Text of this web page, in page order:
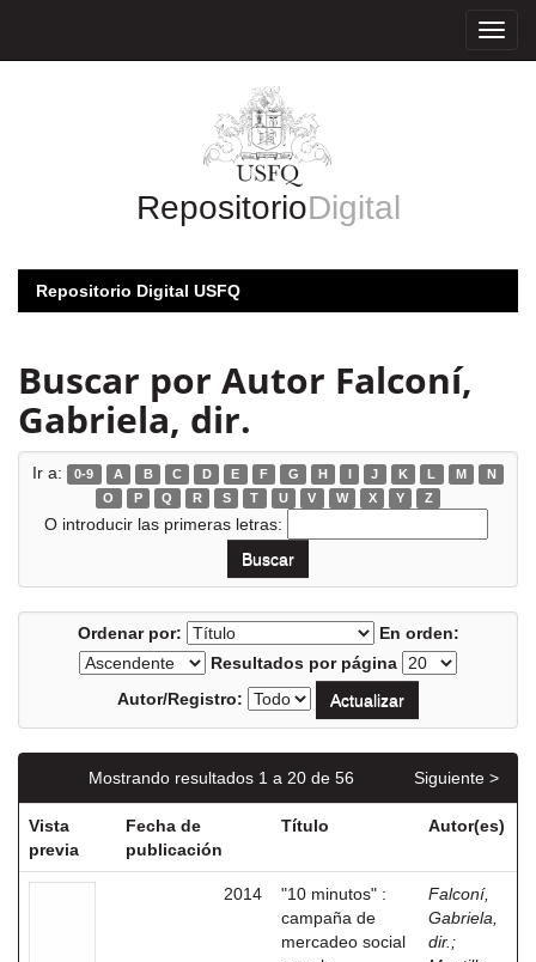
RepositorioDigital
Repositorio Digital USFQ
Buscar por Autor Falconí,
Gabriela, dir.
Ir a: 0-9 A B C D E F G H I J K L M
N
O
P Q R S T U V W X Y Z
O introducir las primeras letras:
Ordenar por:
En orden:
Resultados por página
Autor/Registro:
Mostrando resultados 1 a 20 de 56 Siguiente >
Vista
previa
Fecha de
publicación
Título Autor(es)
2014
"10 minutos" :
campaña de
mercadeo social
Falconí,
Gabriela,
dir. ;